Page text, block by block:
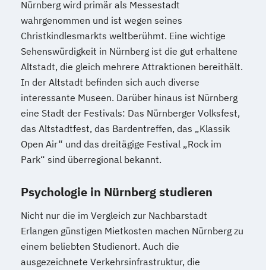
Nürnberg wird primär als Messestadt
wahrgenommen und ist wegen seines
Christkindlesmarkts weltberühmt. Eine wichtige
Sehenswürdigkeit in Nürnberg ist die gut erhaltene
Altstadt, die gleich mehrere Attraktionen bereithält.
In der Altstadt befinden sich auch diverse
interessante Museen. Darüber hinaus ist Nürnberg
eine Stadt der Festivals: Das Nürnberger Volksfest,
das Altstadtfest, das Bardentreffen, das „Klassik
Open Air“ und das dreitägige Festival „Rock im
Park“ sind überregional bekannt.
Psychologie in Nürnberg studieren
Nicht nur die im Vergleich zur Nachbarstadt
Erlangen günstigen Mietkosten machen Nürnberg zu
einem beliebten Studienort. Auch die
ausgezeichnete Verkehrsinfrastruktur, die